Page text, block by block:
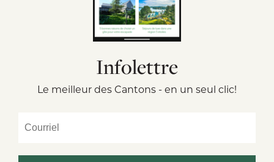
Infolettre
Le meilleur des Cantons - en un seul clic!